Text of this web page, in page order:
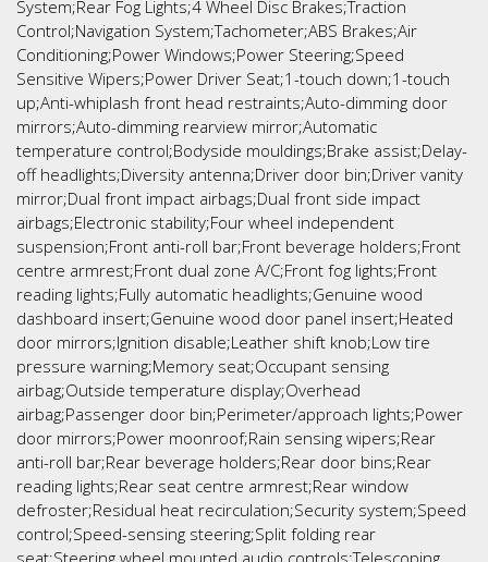
System;Rear Fog Lights;4 Wheel Disc Brakes;Traction
Control;Navigation System;Tachometer;ABS Brakes;Air
Conditioning;Power Windows;Power Steering;Speed
Sensitive Wipers;Power Driver Seat;1-touch down;1-touch
up;Anti-whiplash front head restraints;Auto-dimming door
mirrors;Auto-dimming rearview mirror;Automatic
temperature control;Bodyside mouldings;Brake assist;Delay-
off headlights;Diversity antenna;Driver door bin;Driver vanity
mirror;Dual front impact airbags;Dual front side impact
airbags;Electronic stability;Four wheel independent
suspension;Front anti-roll bar;Front beverage holders;Front
centre armrest;Front dual zone A/C;Front fog lights;Front
reading lights;Fully automatic headlights;Genuine wood
dashboard insert;Genuine wood door panel insert;Heated
door mirrors;Ignition disable;Leather shift knob;Low tire
pressure warning;Memory seat;Occupant sensing
airbag;Outside temperature display;Overhead
airbag;Passenger door bin;Perimeter/approach lights;Power
door mirrors;Power moonroof;Rain sensing wipers;Rear
anti-roll bar;Rear beverage holders;Rear door bins;Rear
reading lights;Rear seat centre armrest;Rear window
defroster;Residual heat recirculation;Security system;Speed
control;Speed-sensing steering;Split folding rear
seat;Steering wheel mounted audio controls;Telescoping